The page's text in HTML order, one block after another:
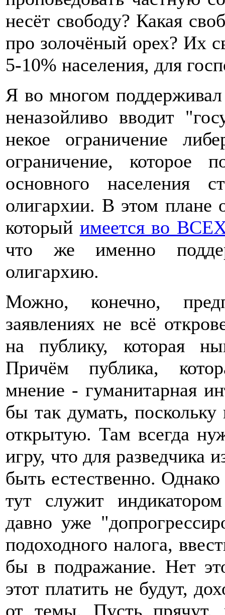
несёт свободу? Какая
про золочёный орех? Их
5-10% населения, для
Я во многом
неназойливо вводит
некое ограничение
ограничение, которое
основного населения
олигархии. В этом плане
который имеется во
что же именно
олигархию.
Можно, конечно,
заявлениях не всё
на публику, которая
Причём публика,
мнение - гуманитарная
бы так думать,
открытую. Там всегда
игру, что для разведчика
быть естественно.
тут служит
давно уже
подоходного налога,
бы в подражание. Нет
этот платить не будут,
от темы. Пусть